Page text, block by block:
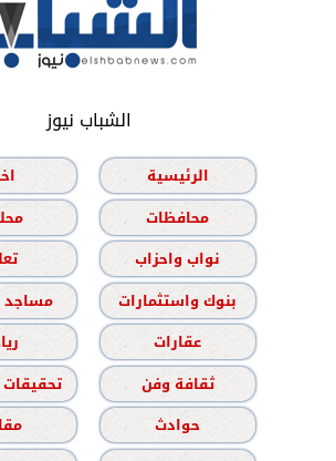
الشباب نيوز
الرئيسية
محافظات
نواب واحزاب
بنوك واستثمارات
مساجد
عقارات
ثقافة وفن
حوادث